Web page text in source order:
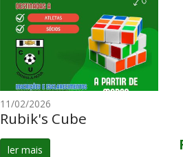
11/02/2026
Rubik's Cube
ler mais